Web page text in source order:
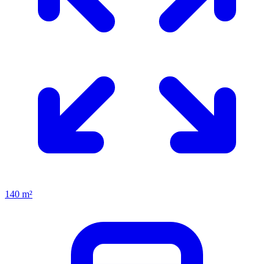
140 m²